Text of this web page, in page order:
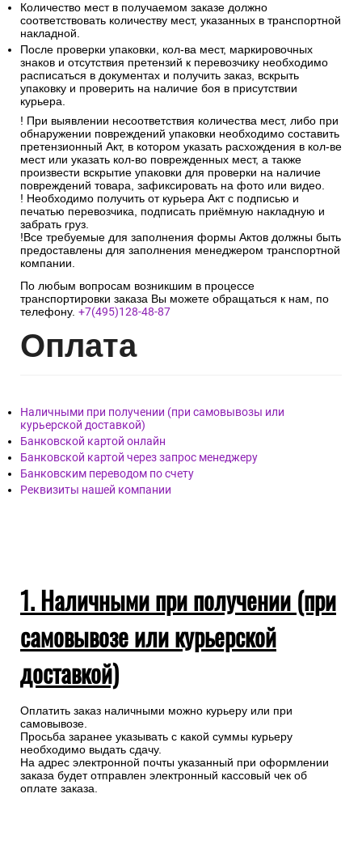
Количество мест в получаемом заказе должно
соответствовать количеству мест, указанных в транспортной
накладной.
После проверки упаковки, кол-ва мест, маркировочных
знаков и отсутствия претензий к перевозчику необходимо
расписаться в документах и получить заказ, вскрыть
упаковку и проверить на наличие боя в присутствии
курьера.
! При выявлении несоответствия количества мест, либо при
обнаружении повреждений упаковки необходимо составить
претензионный Акт, в котором указать расхождения в кол-ве
мест или указать кол-во поврежденных мест, а также
произвести вскрытие упаковки для проверки на наличие
повреждений товара, зафиксировать на фото или видео.
! Необходимо получить от курьера Акт с подписью и
печатью перевозчика, подписать приёмную накладную и
забрать груз.
!Все требуемые для заполнения формы Актов должны быть
предоставлены для заполнения менеджером транспортной
компании.
По любым вопросам возникшим в процессе
транспортировки заказа Вы можете обращаться к нам, по
телефону. +7(495)128-48-87
Оплата
Наличными при получении (при самовывозы или
курьерской доставкой)
Банковской картой онлайн
Банковской картой через запрос менеджеру
Банковским переводом по счету
Реквизиты нашей компании
1. Наличными при получении (при
самовывозе или курьерской
доставкой)
Оплатить заказ наличными можно курьеру или при
самовывозе.
Просьба заранее указывать с какой суммы курьеру
необходимо выдать сдачу.
На адрес электронной почты указанный при оформлении
заказа будет отправлен электронный кассовый чек об
оплате заказа.